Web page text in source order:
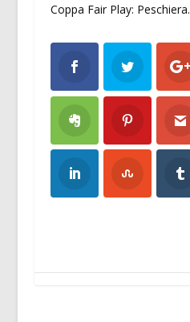
Coppa Fair Play: Peschiera.